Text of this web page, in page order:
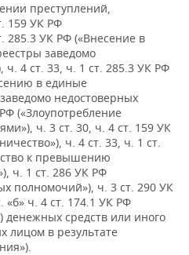
преступлений,
159 УК РФ
285.3 УК РФ («Внесение в
заведомо
ч. 4 ст. 33, ч. 1 ст. 285.3 УК РФ
в единые
недостоверных
(«Злоупотребление
ч. 3 ст. 30, ч. 4 ст. 159 УК
ч. 4 ст. 33, ч. 1 ст.
к превышению
ч. 1 ст. 286 УК РФ
полномочий»), ч. 3 ст. 290 УК
«б» ч. 4 ст. 174.1 УК РФ
денежных средств или иного
лицом в результате